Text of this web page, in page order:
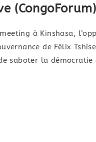
(CongoForum)
à Kinshasa,
de Félix
saboter la démocratie